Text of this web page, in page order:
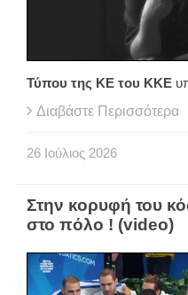
Τύπου της ΚΕ του ΚΚΕ
Διαβάστε Περισσότερα
26 Ιούλιος 2026
Στην κορυφή του
στο πόλο ! (video)